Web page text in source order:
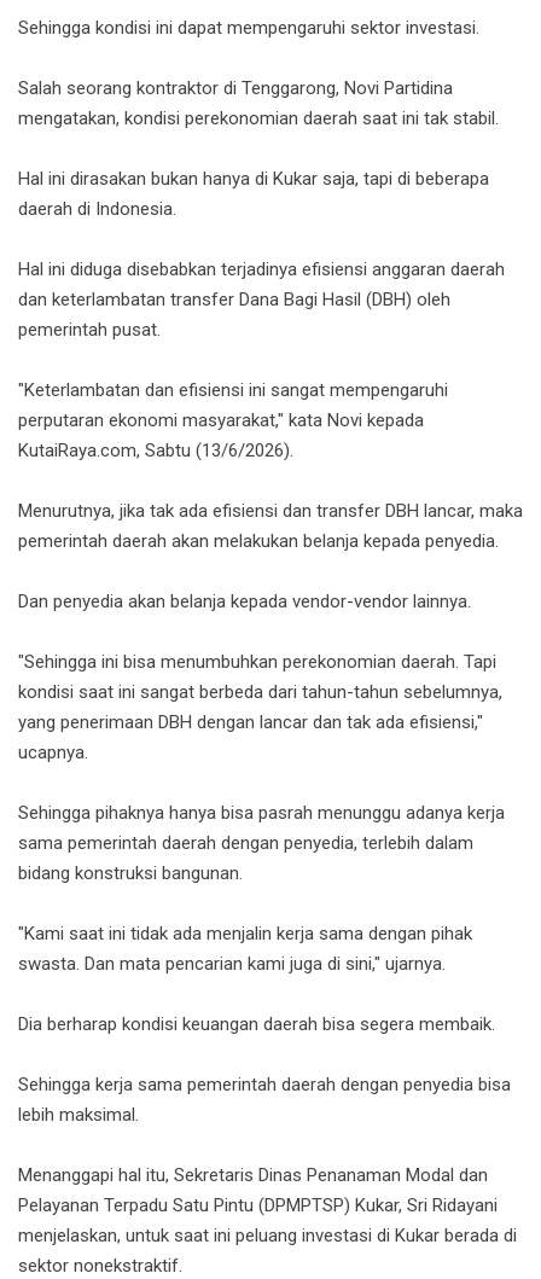
Sehingga kondisi ini dapat mempengaruhi sektor investasi.
Salah seorang kontraktor di Tenggarong, Novi Partidina
mengatakan, kondisi perekonomian daerah saat ini tak stabil.
Hal ini dirasakan bukan hanya di Kukar saja, tapi di beberapa
daerah di Indonesia.
Hal ini diduga disebabkan terjadinya efisiensi anggaran daerah
dan keterlambatan transfer Dana Bagi Hasil (DBH) oleh
pemerintah pusat.
"Keterlambatan dan efisiensi ini sangat mempengaruhi
perputaran ekonomi masyarakat," kata Novi kepada
KutaiRaya.com, Sabtu (13/6/2026).
Menurutnya, jika tak ada efisiensi dan transfer DBH lancar, maka
pemerintah daerah akan melakukan belanja kepada penyedia.
Dan penyedia akan belanja kepada vendor-vendor lainnya.
"Sehingga ini bisa menumbuhkan perekonomian daerah. Tapi
kondisi saat ini sangat berbeda dari tahun-tahun sebelumnya,
yang penerimaan DBH dengan lancar dan tak ada efisiensi,"
ucapnya.
Sehingga pihaknya hanya bisa pasrah menunggu adanya kerja
sama pemerintah daerah dengan penyedia, terlebih dalam
bidang konstruksi bangunan.
"Kami saat ini tidak ada menjalin kerja sama dengan pihak
swasta. Dan mata pencarian kami juga di sini," ujarnya.
Dia berharap kondisi keuangan daerah bisa segera membaik.
Sehingga kerja sama pemerintah daerah dengan penyedia bisa
lebih maksimal.
Menanggapi hal itu, Sekretaris Dinas Penanaman Modal dan
Pelayanan Terpadu Satu Pintu (DPMPTSP) Kukar, Sri Ridayani
menjelaskan, untuk saat ini peluang investasi di Kukar berada di
sektor nonekstraktif.